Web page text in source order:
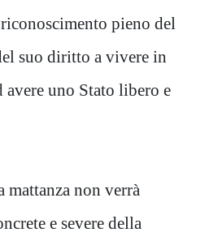
pieno del
suo diritto a vivere in
avere uno Stato libero e
mattanza non verrà
e severe della